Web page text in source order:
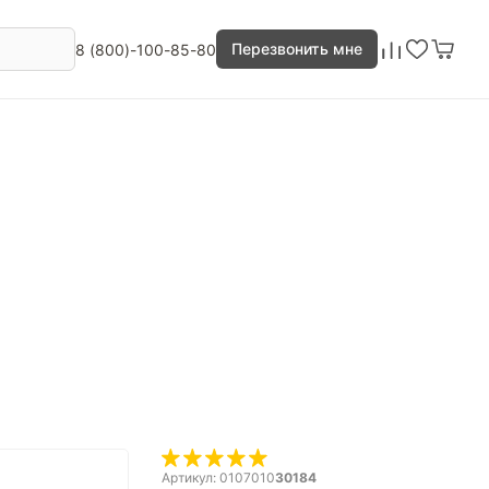
8 (800)-100-85-80 Перезвонить мне
Артикул: 010701030184